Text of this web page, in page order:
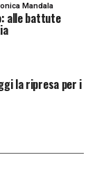
Mandala
alle battute
la ripresa per i